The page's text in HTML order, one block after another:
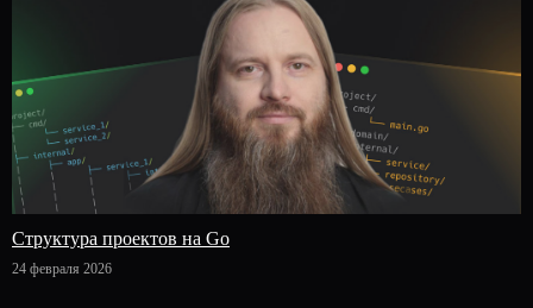
Структура проектов на Go
24 февраля 2026